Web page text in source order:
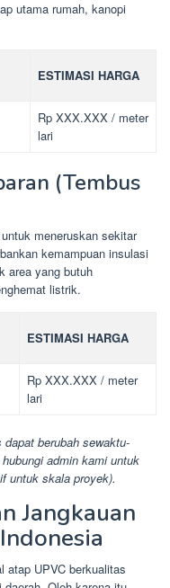
utama rumah, kanopi
ESTIMASI HARGA
Rp XXX.XXX / meter
lari
(Tembus
meneruskan sekitar
kemampuan insulasi
area yang butuh
listrik.
ESTIMASI HARGA
Rp XXX.XXX / meter
lari
berubah sewaktu-
admin kami untuk
untuk skala proyek).
Jangkauan
atap UPVC berkualitas